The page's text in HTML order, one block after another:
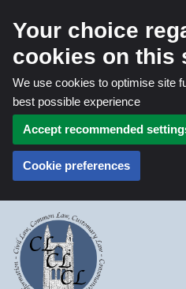
Your choice
cookies on this
We use cookies to optimise site
best possible experience
Accept recommended
Cookie preferences
Skip
to
content